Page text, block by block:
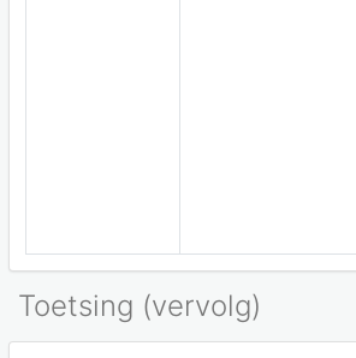
Toetsing (vervolg)